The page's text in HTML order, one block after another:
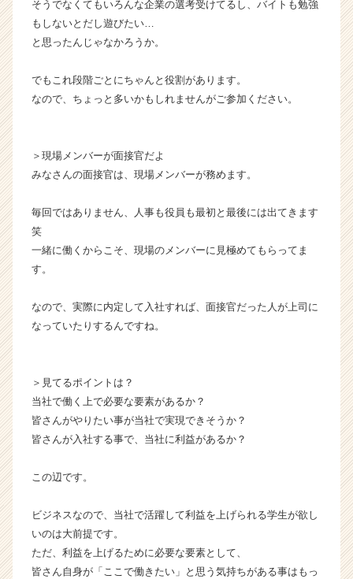
e
e
r）
そうでなくてもいろんな企業の選考受けてるし、バイトも勉強
もしないとだし遊びたい…
と思ったんじゃなかろうか。
でもこれ段階ごとにちゃんと役割があります。
なので、ちょっと多いかもしれませんがご参加ください。
＞現場メンバーが面接官だよ
みなさんの面接官は、現場メンバーが務めます。
毎回ではありません、人事も役員も最初と最後には出てきます
笑
一緒に働くからこそ、現場のメンバーに見極めてもらってま
す。
なので、実際に内定して入社すれば、面接官だった人が上司に
なっていたりするんですね。
＞見てるポイントは？
当社で働く上で必要な要素があるか？
皆さんがやりたい事が当社で実現できそうか？
皆さんが入社する事で、当社に利益があるか？
この辺です。
ビジネスなので、当社で活躍して利益を上げられる学生が欲し
いのは大前提です。
ただ、利益を上げるために必要な要素として、
皆さん自身が「ここで働きたい」と思う気持ちがある事はもっ